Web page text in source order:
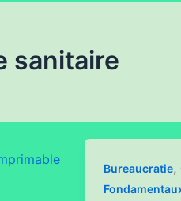
sanitaire
Bureaucratie,